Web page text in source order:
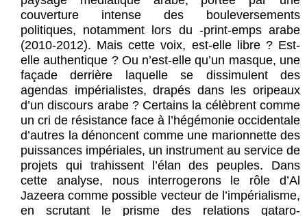
couverture intense des bouleversements
politiques, notamment lors du -print-emps arabe
(2010-2012). Mais cette voix, est-elle libre ? Est-
elle authentique ? Ou n’est-elle qu’un masque, une
façade derrière laquelle se dissimulent des
agendas impérialistes, drapés dans les oripeaux
d’un discours arabe ? Certains la célèbrent comme
un cri de résistance face à l’hégémonie occidentale
d’autres la dénoncent comme une marionnette des
puissances impériales, un instrument au service de
projets qui trahissent l’élan des peuples. Dans
cette analyse, nous interrogerons le rôle d’Al
Jazeera comme possible vecteur de l’impérialisme,
en scrutant le prisme des relations qataro-